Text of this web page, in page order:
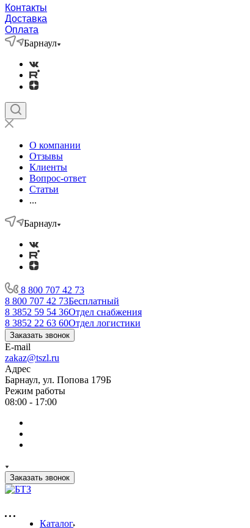
Контакты
Доставка
Оплата
Барнаул
О компании
Отзывы
Клиенты
Вопрос-ответ
Статьи
...
Барнаул
8 800 707 42 73
8 800 707 42 73Бесплатный
8 3852 59 54 36Отдел снабжения
8 3852 22 63 60Отдел логистики
Заказать звонок
E-mail
zakaz@tszl.ru
Адрес
Барнаул, ул. Попова 179Б
Режим работы
08:00 - 17:00
Заказать звонок
Каталог